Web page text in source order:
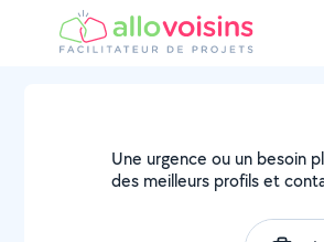
Une urgence ou un besoin
des meilleurs profils et